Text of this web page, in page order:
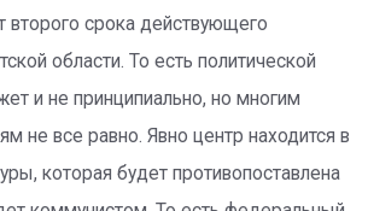
второго срока действующего
области. То есть политической
и не принципиально, но многим
не все равно. Явно центр находится в
которая будет противопоставлена